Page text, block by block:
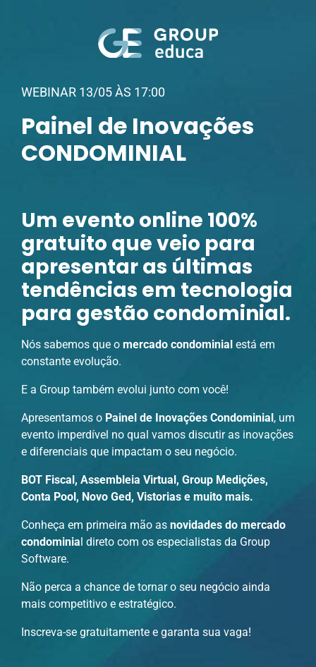
WEBINAR 13/05 ÀS 17:00
Painel de Inovações
CONDOMINIAL
Um evento online 100%
gratuito que veio para
apresentar as últimas
tendências em tecnologia
para gestão condominial.
Nós sabemos que o mercado condominial está em
constante evolução.
E a Group também evolui junto com você!
Apresentamos o Painel de Inovações Condominial, um
evento imperdível no qual vamos discutir as inovações
e diferenciais que impactam o seu negócio.
BOT Fiscal, Assembleia Virtual, Group Medições,
Conta Pool, Novo Ged, Vistorias e muito mais.
Conheça em primeira mão as novidades do mercado
condominial direto com os especialistas da Group
Software.
Não perca a chance de tornar o seu negócio ainda
mais competitivo e estratégico.
Inscreva-se gratuitamente e garanta sua vaga!